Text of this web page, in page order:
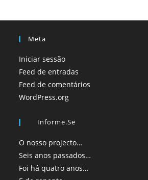
Meta
Iniciar sessão
Feed de entradas
Feed de comentários
WordPress.org
Informe.se
O nosso projecto…
Seis anos passados…
Foi há quatro anos…